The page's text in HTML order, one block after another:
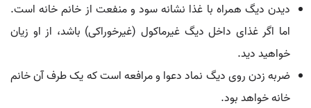
دیدن دیگ همراه با غذا نشانه سود و منفعت از خانم خانه است.
اما اگر غذای داخل دیگ غیرماکول (غیرخوراکی) باشد، از او زیان
خواهید دید.
ضربه زدن روی دیگ نماد دعوا و مرافعه است که یک طرف آن خانم
خانه خواهد بود.